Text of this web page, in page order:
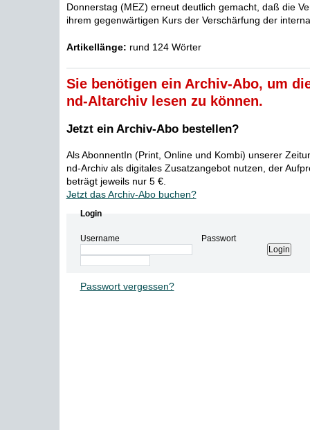
Donnerstag (MEZ) erneut deutlich gemacht, daß die
ihrem gegenwärtigen Kurs der Verschärfung der
Artikellänge: rund 124 Wörter
Sie benötigen ein Archiv-Abo, um
nd-Altarchiv lesen zu können.
Jetzt ein Archiv-Abo bestellen?
Als AbonnentIn (Print, Online und Kombi) unserer
nd-Archiv als digitales Zusatzangebot nutzen, der
beträgt jeweils nur 5 €.
Jetzt das Archiv-Abo buchen?
Login
Username Passwort
Passwort vergessen?